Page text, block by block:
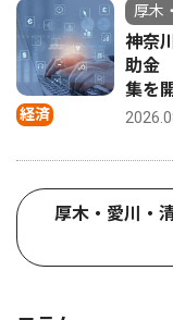
経済
厚木
神奈
助金
集を
厚木・愛川・